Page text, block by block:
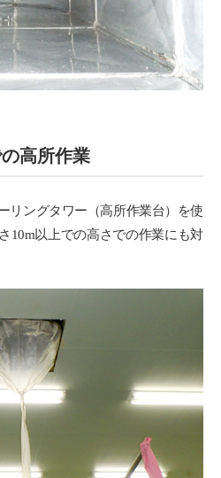
高所作業
リングタワー（高所作業台）を使
10m以上での高さでの作業にも対